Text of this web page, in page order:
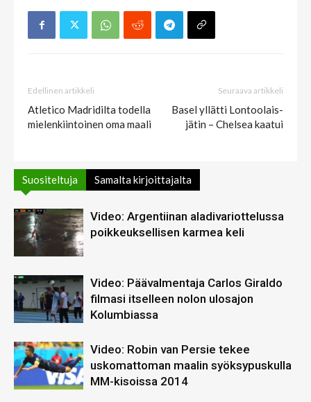
Edellinen artikkeli
Atletico Madridilta todella
mielenkiintoinen oma maali
Seuraava artikkeli
Basel yllätti Lontoolais-
jätin – Chelsea kaatui
Suositeltuja Samalta kirjoittajalta
Video: Argentiinan aladivariottelussa
poikkeuksellisen karmea keli
Video: Päävalmentaja Carlos Giraldo
filmasi itselleen nolon ulosajon
Kolumbiassa
Video: Robin van Persie tekee
uskomattoman maalin syöksypuskulla
MM-kisoissa 2014